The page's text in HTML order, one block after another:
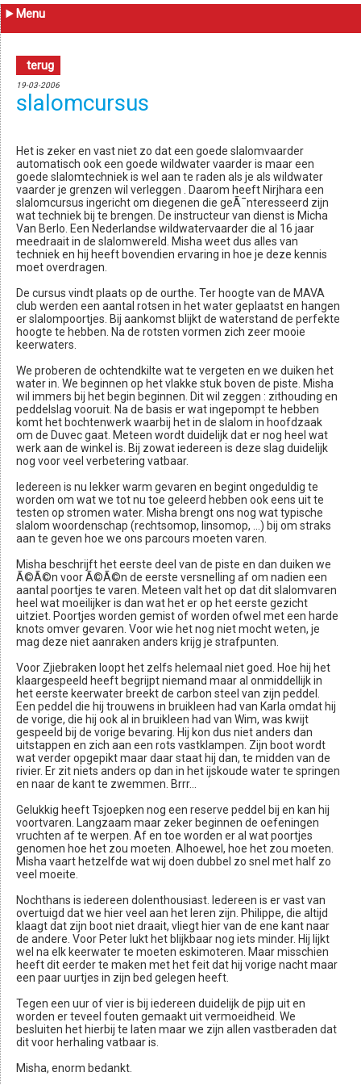
Menu
terug
19-03-2006
slalomcursus
Het is zeker en vast niet zo dat een goede slalomvaarder
automatisch ook een goede wildwater vaarder is maar een
goede slalomtechniek is wel aan te raden als je als wildwater
vaarder je grenzen wil verleggen . Daarom heeft Nirjhara een
slalomcursus ingericht om diegenen die geÃ¯nteresseerd zijn
wat techniek bij te brengen. De instructeur van dienst is Micha
Van Berlo. Een Nederlandse wildwatervaarder die al 16 jaar
meedraait in de slalomwereld. Misha weet dus alles van
techniek en hij heeft bovendien ervaring in hoe je deze kennis
moet overdragen.
De cursus vindt plaats op de ourthe. Ter hoogte van de MAVA
club werden een aantal rotsen in het water geplaatst en hangen
er slalompoortjes. Bij aankomst blijkt de waterstand de perfekte
hoogte te hebben. Na de rotsten vormen zich zeer mooie
keerwaters.
We proberen de ochtendkilte wat te vergeten en we duiken het
water in. We beginnen op het vlakke stuk boven de piste. Misha
wil immers bij het begin beginnen. Dit wil zeggen : zithouding en
peddelslag vooruit. Na de basis er wat ingepompt te hebben
komt het bochtenwerk waarbij het in de slalom in hoofdzaak
om de Duvec gaat. Meteen wordt duidelijk dat er nog heel wat
werk aan de winkel is. Bij zowat iedereen is deze slag duidelijk
nog voor veel verbetering vatbaar.
Iedereen is nu lekker warm gevaren en begint ongeduldig te
worden om wat we tot nu toe geleerd hebben ook eens uit te
testen op stromen water. Misha brengt ons nog wat typische
slalom woordenschap (rechtsomop, linsomop, ...) bij om straks
aan te geven hoe we ons parcours moeten varen.
Misha beschrijft het eerste deel van de piste en dan duiken we
Ã©Ã©n voor Ã©Ã©n de eerste versnelling af om nadien een
aantal poortjes te varen. Meteen valt het op dat dit slalomvaren
heel wat moeilijker is dan wat het er op het eerste gezicht
uitziet. Poortjes worden gemist of worden ofwel met een harde
knots omver gevaren. Voor wie het nog niet mocht weten, je
mag deze niet aanraken anders krijg je strafpunten.
Voor Zjiebraken loopt het zelfs helemaal niet goed. Hoe hij het
klaargespeeld heeft begrijpt niemand maar al onmiddellijk in
het eerste keerwater breekt de carbon steel van zijn peddel.
Een peddel die hij trouwens in bruikleen had van Karla omdat hij
de vorige, die hij ook al in bruikleen had van Wim, was kwijt
gespeeld bij de vorige bevaring. Hij kon dus niet anders dan
uitstappen en zich aan een rots vastklampen. Zijn boot wordt
wat verder opgepikt maar daar staat hij dan, te midden van de
rivier. Er zit niets anders op dan in het ijskoude water te springen
en naar de kant te zwemmen. Brrr...
Gelukkig heeft Tsjoepken nog een reserve peddel bij en kan hij
voortvaren. Langzaam maar zeker beginnen de oefeningen
vruchten af te werpen. Af en toe worden er al wat poortjes
genomen hoe het zou moeten. Alhoewel, hoe het zou moeten.
Misha vaart hetzelfde wat wij doen dubbel zo snel met half zo
veel moeite.
Nochthans is iedereen dolenthousiast. Iedereen is er vast van
overtuigd dat we hier veel aan het leren zijn. Philippe, die altijd
klaagt dat zijn boot niet draait, vliegt hier van de ene kant naar
de andere. Voor Peter lukt het blijkbaar nog iets minder. Hij lijkt
wel na elk keerwater te moeten eskimoteren. Maar misschien
heeft dit eerder te maken met het feit dat hij vorige nacht maar
een paar uurtjes in zijn bed gelegen heeft.
Tegen een uur of vier is bij iedereen duidelijk de pijp uit en
worden er teveel fouten gemaakt uit vermoeidheid. We
besluiten het hierbij te laten maar we zijn allen vastberaden dat
dit voor herhaling vatbaar is.
Misha, enorm bedankt.